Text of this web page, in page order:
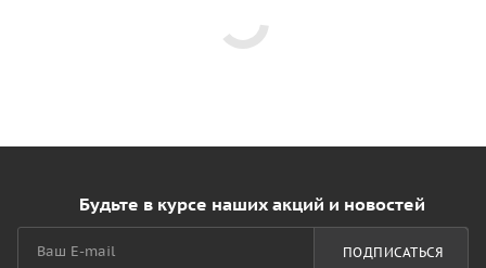
Будьте в курсе наших акций и новостей
ПОДПИСАТЬСЯ